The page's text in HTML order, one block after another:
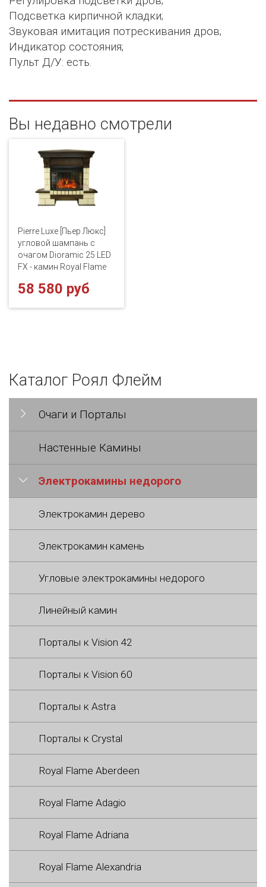
Подсветка кирпичной кладки;
Звуковая имитация потрескивания дров;
Индикатор состояния;
Пульт Д/У: есть.
Вы недавно смотрели
Pierre Luxe [Пьер Люкс]
угловой шампань с
очагом Dioramic 25 LED
FX - камин Royal Flame
58 580 руб
Каталог Роял Флейм
Очаги и Порталы
Настенные Камины
Электрокамины недорого
Электрокамин дерево
Электрокамин камень
Угловые электрокамины недорого
Линейный камин
Порталы к Vision 42
Порталы к Vision 60
Порталы к Astra
Порталы к Crystal
Royal Flame Aberdeen
Royal Flame Adagio
Royal Flame Adriana
Royal Flame Alexandria